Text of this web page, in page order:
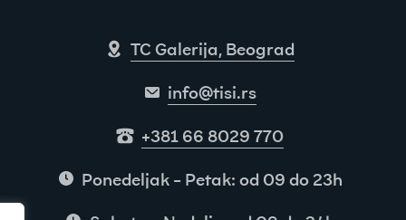
TC Galerija, Beograd
info@tisi.rs
+381 66 8029 770
Ponedeljak - Petak: od 09 do 23h